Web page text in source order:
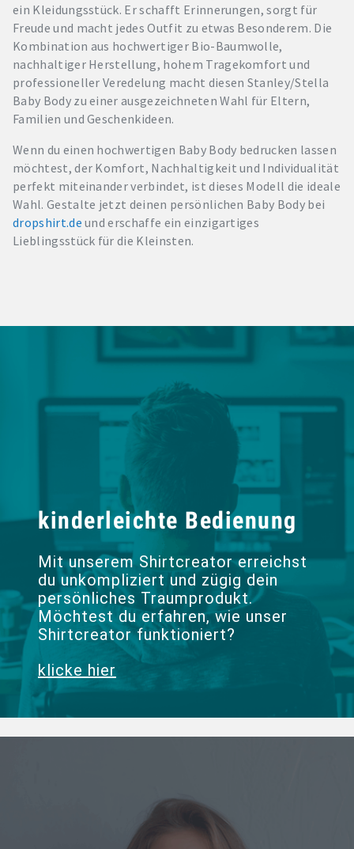
ein Kleidungsstück. Er schafft Erinnerungen, sorgt für
Freude und macht jedes Outfit zu etwas Besonderem. Die
Kombination aus hochwertiger Bio-Baumwolle,
nachhaltiger Herstellung, hohem Tragekomfort und
professioneller Veredelung macht diesen Stanley/Stella
Baby Body zu einer ausgezeichneten Wahl für Eltern,
Familien und Geschenkideen.
Wenn du einen hochwertigen Baby Body bedrucken lassen
möchtest, der Komfort, Nachhaltigkeit und Individualität
perfekt miteinander verbindet, ist dieses Modell die ideale
Wahl. Gestalte jetzt deinen persönlichen Baby Body bei
dropshirt.de und erschaffe ein einzigartiges
Lieblingsstück für die Kleinsten.
kinderleichte Bedienung
Mit unserem Shirtcreator erreichst
du unkompliziert und zügig dein
persönliches Traumprodukt.
Möchtest du erfahren, wie unser
Shirtcreator funktioniert?
klicke hier